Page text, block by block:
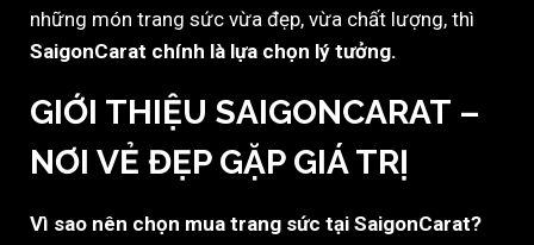
những món trang sức vừa đẹp, vừa chất lượng, thì
SaigonCarat chính là lựa chọn lý tưởng.
GIỚI THIỆU SAIGONCARAT –
NƠI VẺ ĐẸP GẶP GIÁ TRỊ
Vì sao nên chọn mua trang sức tại SaigonCarat?